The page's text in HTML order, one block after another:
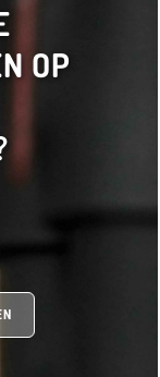
OP